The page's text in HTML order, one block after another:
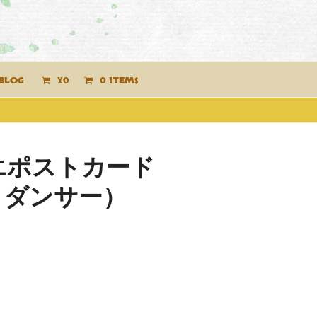
¥0 0 ITEMS
ストカード
ンサー）